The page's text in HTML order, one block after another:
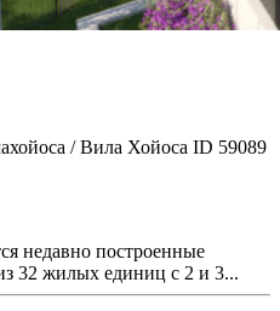
/ Вила Хойоса ID 59089
недавно построенные
32 жилых единиц с 2 и 3...